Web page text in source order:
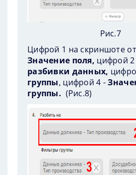
Рис.7
Цифрой 1 на скриншоте
Значение поля, цифрой 2
разбивки данных,
группы, цифрой 4 -
группы. (Рис.8)